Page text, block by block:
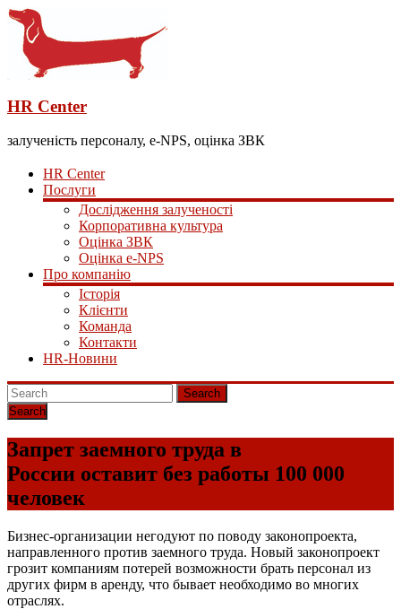
HR Center
залученість персоналу, e-NPS, оцінка ЗВК
HR Center
Послуги
Дослідження залученості
Корпоративна культура
Оцінка ЗВК
Оцінка e-NPS
Про компанію
Історія
Клієнти
Команда
Контакти
HR-Новини
Search
Запрет заемного труда в
России оставит без работы 100 000
человек
Бизнес-организации негодуют по поводу законопроекта,
направленного против заемного труда. Новый законопроект
грозит компаниям потерей возможности брать персонал из
других фирм в аренду, что бывает необходимо во многих
отраслях.